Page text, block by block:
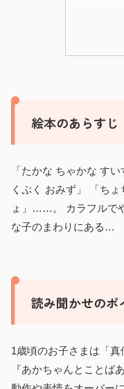
絵本のあらすじ
「たかな ちゃかな す
くぷく おみず」 「ち
ょ」……。 カラフルで
な子のまわりにある…
読み聞かせのポ
1歳頃のお子さまは「真
『あかちゃんとことば